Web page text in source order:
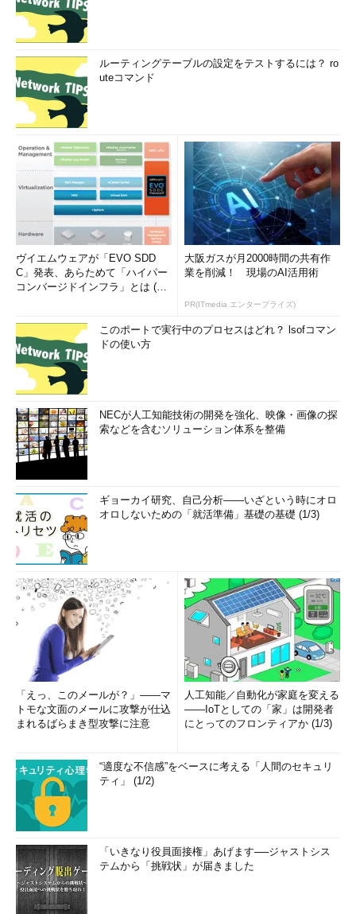
ルーティングテーブルの設定をテストするには？ ro
uteコマンド
ヴイエムウェアが「EVO SDD
C」発表、あらためて「ハイパー
コンバージドインフラ」とは (1/
大阪ガスが月2000時間の共有作
業を削減！ 現場のAI活用術
PR(ITmedia エンタープライズ)
このポートで実行中のプロセスはどれ？ lsofコマン
ドの使い方
NECが人工知能技術の開発を強化、映像・画像の探
索などを含むソリューション体系を整備
ギョーカイ研究、自己分析――いざという時にオロ
オロしないための「就活準備」基礎の基礎 (1/3)
「えっ、このメールが？」――マ
トモな文面のメールに攻撃が仕込
まれるばらまき型攻撃に注意
人工知能／自動化が家庭を変える
――IoTとしての「家」は開発者
にとってのフロンティアか (1/3)
“適度な不信感”をベースに考える「人間のセキュリ
ティ」 (1/2)
「いきなり役員面接権」あげます──ジャストシス
テムから「挑戦状」が届きました